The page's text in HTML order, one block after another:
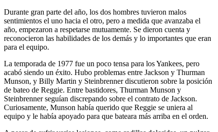
Durante gran parte del año, los dos hombres tuvieron malos
sentimientos el uno hacia el otro, pero a medida que avanzaba el
año, empezaron a respetarse mutuamente. Se dieron cuenta y
reconocieron las habilidades de los demás y lo importantes que eran
para el equipo.
La temporada de 1977 fue un poco tensa para los Yankees, pero
acabó siendo un éxito. Hubo problemas entre Jackson y Thurman
Munson, y Billy Martin y Steinbrenner discutieron sobre la posición
de bateo de Reggie. Entre bastidores, Thurman Munson y
Steinbrenner seguían discrepando sobre el contrato de Jackson.
Curiosamente, Munson había querido que Reggie se uniera al
equipo y le había apoyado para que bateara más arriba en el orden.